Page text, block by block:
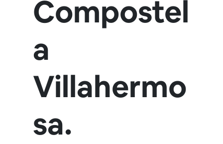
Compostel
a
Villahermo
sa.